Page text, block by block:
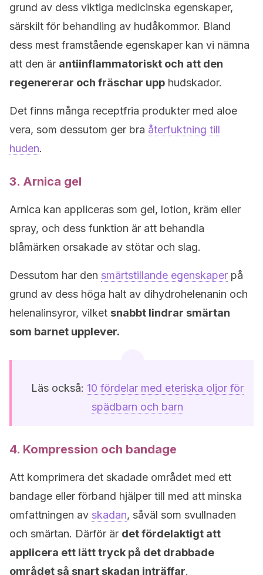
grund av dess viktiga medicinska egenskaper,
särskilt för behandling av hudåkommor. Bland
dess mest framstående egenskaper kan vi nämna
att den är antiinflammatoriskt och att den
regenererar och fräschar upp hudskador.
Det finns många receptfria produkter med aloe
vera, som dessutom ger bra återfuktning till
huden.
3. Arnica gel
Arnica kan appliceras som gel, lotion, kräm eller
spray, och dess funktion är att behandla
blåmärken orsakade av stötar och slag.
Dessutom har den smärtstillande egenskaper på
grund av dess höga halt av dihydrohelenanin och
helenalinsyror, vilket snabbt lindrar smärtan
som barnet upplever.
Läs också: 10 fördelar med eteriska oljor för
spädbarn och barn
4. Kompression och bandage
Att komprimera det skadade området med ett
bandage eller förband hjälper till med att minska
omfattningen av skadan, såväl som svullnaden
och smärtan. Därför är det fördelaktigt att
applicera ett lätt tryck på det drabbade
området så snart skadan inträffar.